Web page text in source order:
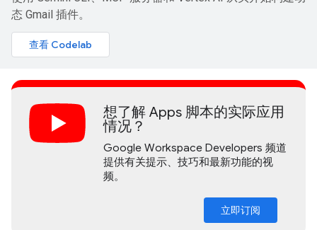
态 Gmail 插件。
查看 Codelab
想了解 Apps 脚本的实际应用
情况？
Google Workspace Developers 频道
提供有关提示、技巧和最新功能的视
频。
立即订阅